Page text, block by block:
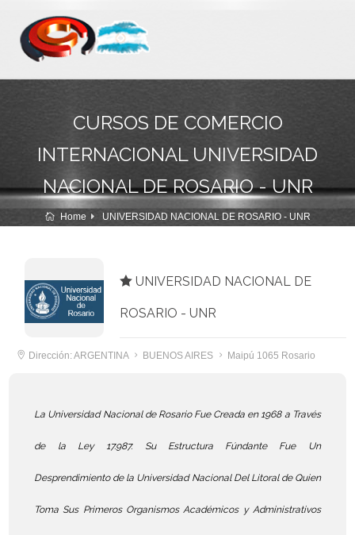
CURSOS DE COMERCIO
INTERNACIONAL UNIVERSIDAD
NACIONAL DE ROSARIO - UNR
Home UNIVERSIDAD NACIONAL DE ROSARIO - UNR
UNIVERSIDAD NACIONAL DE
ROSARIO - UNR
Dirección: ARGENTINA BUENOS AIRES Maipú 1065 Rosario
La Universidad Nacional de Rosario Fue Creada en 1968 a Través
de la Ley 17.987. Su Estructura Fúndante Fue Un
Desprendimiento de la Universidad Nacional Del Litoral de Quien
Toma Sus Primeros Organismos Académicos y Administrativos